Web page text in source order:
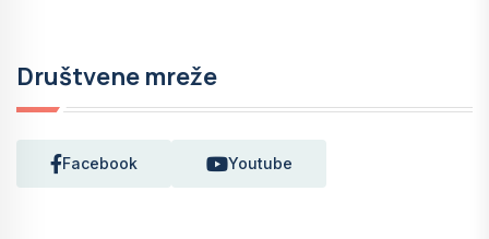
Društvene mreže
Facebook Youtube